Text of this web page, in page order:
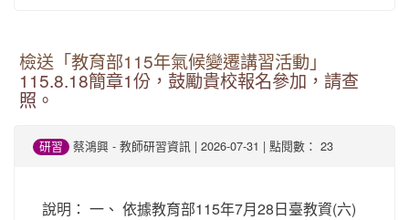
檢送「教育部115年氣候變遷講習活動」
115.8.18簡章1份，鼓勵貴校報名參加，請查
照。
研習 蔡鴻興 - 教師研習資訊 | 2026-07-31 | 點閱數： 23
說明： 一、 依據教育部115年7月28日臺教資(六)